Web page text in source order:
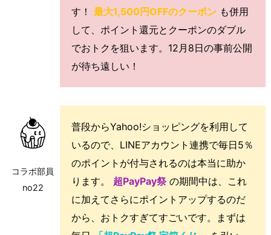
す！ 最大1,500円OFFのクーポン も併用
して、ポイント還元とクーポンのダブル
でおトクを狙います。12月8日の事前公開
が待ち遠しい！
コラボ部員
no22
普段からYahoo!ショッピングを利用して
いるので、LINEアカウント連携で毎日5％
のポイントが付与されるのは本当に助か
ります。 超PayPay祭 の期間中は、これ
に加えてさらにポイントアップするのだ
から、おトクすぎてすごいです。まずは